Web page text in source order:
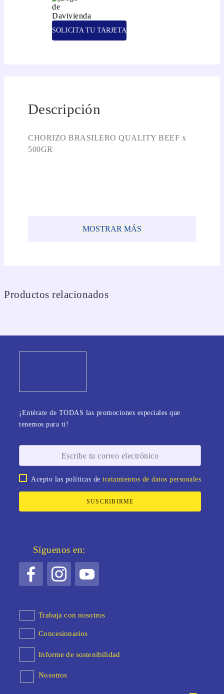
SOLICITA TU TARJETA
Descripción
CHORIZO BRASILERO QUALITY BEEF x
500GR
MOSTRAR MÁS
Productos relacionados
¡Entérate de TODAS las promociones especiales que
tenemos para ti!
Acepto las políticas detratamientos de datos personales
SUSCRIBIRME
Síguenos en:
Trabaja con nosotros
Concesionarios
Informe de sostenibilidad
Nosotros